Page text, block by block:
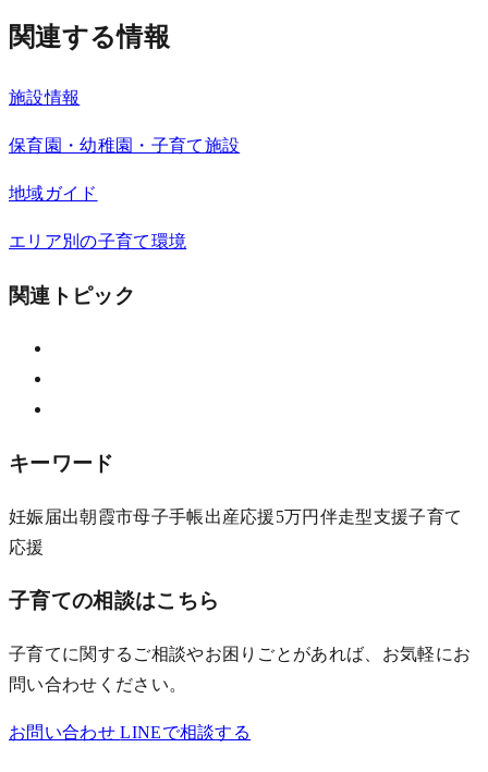
関連する情報
施設情報
保育園・幼稚園・子育て施設
地域ガイド
エリア別の子育て環境
関連トピック
キーワード
妊娠届出朝霞市母子手帳出産応援5万円 伴走型支援子育て
応援
子育ての相談はこちら
子育てに関するご相談やお困りごとがあれば、お気軽にお
問い合わせください。
お問い合わせLINEで相談する